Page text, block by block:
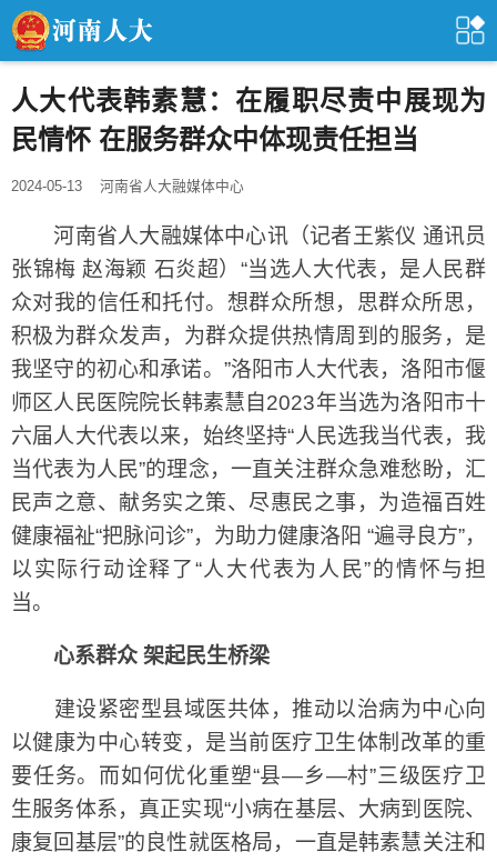
人大代表韩素慧：在履职尽责中展现为
民情怀 在服务群众中体现责任担当
2024-05-13 河南省人大融媒体中心
河南省人大融媒体中心讯（记者王紫仪 通讯员
张锦梅 赵海颖 石炎超）“当选人大代表，是人民群
众对我的信任和托付。想群众所想，思群众所思，
积极为群众发声，为群众提供热情周到的服务，是
我坚守的初心和承诺。”洛阳市人大代表，洛阳市偃
师区人民医院院长韩素慧自2023年当选为洛阳市十
六届人大代表以来，始终坚持“人民选我当代表，我
当代表为人民”的理念，一直关注群众急难愁盼，汇
民声之意、献务实之策、尽惠民之事，为造福百姓
健康福祉“把脉问诊”，为助力健康洛阳 “遍寻良方”，
以实际行动诠释了“人大代表为人民”的情怀与担
当。
心系群众 架起民生桥梁
建设紧密型县域医共体，推动以治病为中心向
以健康为中心转变，是当前医疗卫生体制改革的重
要任务。而如何优化重塑“县—乡—村”三级医疗卫
生服务体系，真正实现“小病在基层、大病到医院、
康复回基层”的良性就医格局，一直是韩素慧关注和